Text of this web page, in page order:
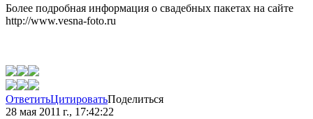
Более подробная информация о свадебных пакетах на сайте
http://www.vesna-foto.ru
ОтветитьЦитироватьПоделиться
28 мая 2011 г., 17:42:22